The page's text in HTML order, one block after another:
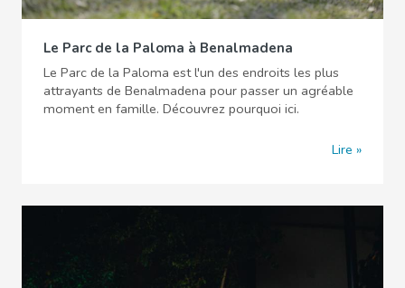
Le Parc de la Paloma à Benalmadena
Le Parc de la Paloma est l'un des endroits les plus
attrayants de Benalmadena pour passer un agréable
moment en famille. Découvrez pourquoi ici.
Lire